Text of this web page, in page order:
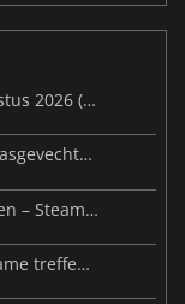
Niuwe Videogames van de week – augustus 2026 (week 32)
Palworld-update maakt Sunreach en baasgevechten stabieler
Microsoft könnte Project Helix neu planen – Steam-Support wackelt
Malware-kaarten en een Discord-overname treffen Meccha Chameleon